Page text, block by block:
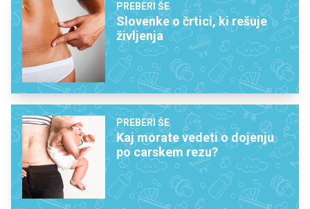
PREBERI ŠE
Slovenke o črtici, ki rešuje
življenja
PREBERI ŠE
Kaj morate vedeti o dojenju
po carskem rezu?